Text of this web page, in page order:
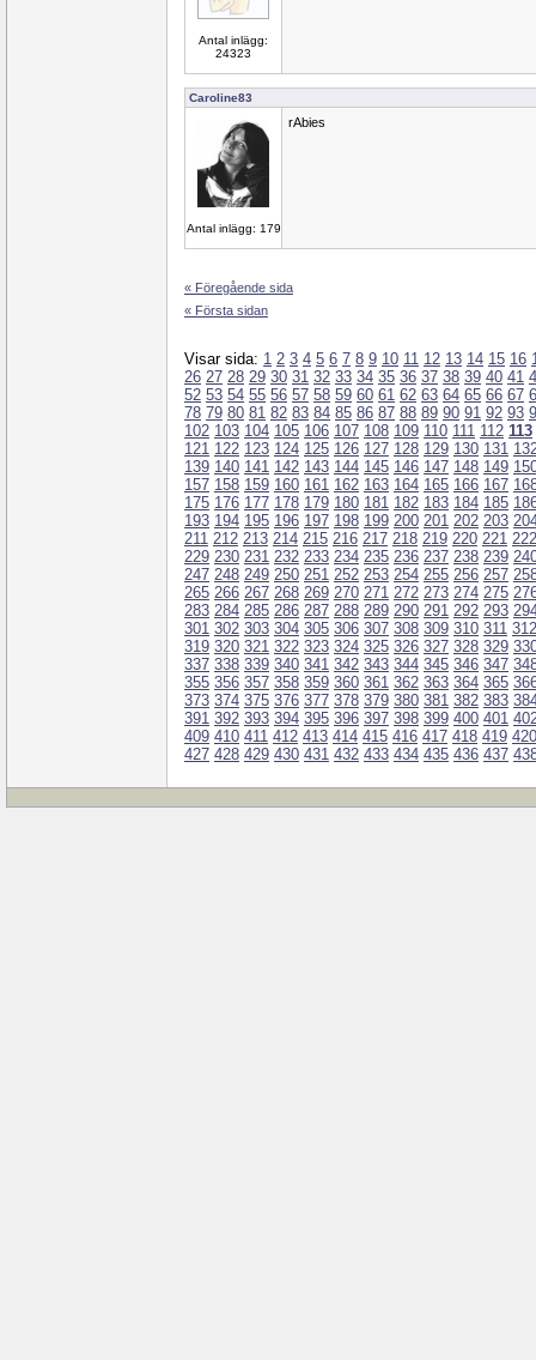
Antal inlägg:
24323
Caroline83
Antal inlägg: 179
rAbies
« Föregående sida
« Första sidan
Visar sida: 1 2 3 4 5 6 7 8 9 10 11 12 13 14 15 16
26 27 28 29 30 31 32 33 34 35 36 37 38 39 40 41
52 53 54 55 56 57 58 59 60 61 62 63 64 65 66 67
78 79 80 81 82 83 84 85 86 87 88 89 90 91 92 93
102 103 104 105 106 107 108 109 110 111 112 113
121 122 123 124 125 126 127 128 129 130 131
139 140 141 142 143 144 145 146 147 148 149
157 158 159 160 161 162 163 164 165 166 167
175 176 177 178 179 180 181 182 183 184 185
193 194 195 196 197 198 199 200 201 202 203
211 212 213 214 215 216 217 218 219 220 221 222
229 230 231 232 233 234 235 236 237 238 239
247 248 249 250 251 252 253 254 255 256 257
265 266 267 268 269 270 271 272 273 274 275
283 284 285 286 287 288 289 290 291 292 293
301 302 303 304 305 306 307 308 309 310 311 312
319 320 321 322 323 324 325 326 327 328 329
337 338 339 340 341 342 343 344 345 346 347
355 356 357 358 359 360 361 362 363 364 365
373 374 375 376 377 378 379 380 381 382 383
391 392 393 394 395 396 397 398 399 400 401
409 410 411 412 413 414 415 416 417 418 419 420
427 428 429 430 431 432 433 434 435 436 437